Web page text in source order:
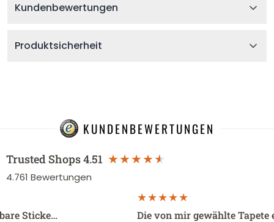
Kundenbewertungen
Produktsicherheit
KUNDENBEWERTUNGEN
Trusted Shops4.51
4.761 Bewertungen
Sticke… Die von mir gewählte